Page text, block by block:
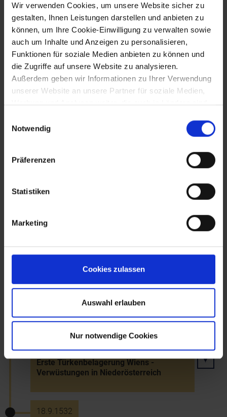
Wir verwenden Cookies, um unsere Website sicher zu
gestalten, Ihnen Leistungen darstellen und anbieten zu
können, um Ihre Cookie-Einwilligung zu verwalten sowie
auch um Inhalte und Anzeigen zu personalisieren,
Funktionen für soziale Medien anbieten zu können und
die Zugriffe auf unsere Website zu analysieren.
Außerdem geben wir Informationen zu Ihrer Verwendung
unserer Website an unsere Partner für soziale Medien,
Werbung und Analysen weiter, die auch in Ländern sind,
gegeben ist, und in denen Sie Ihre Rechte uU nicht
effektiv durchsetzen können. Unsere Partner führen
diese Informationen möglicherweise mit weiteren Daten
zusammen, die Sie ihnen bereitgestellt haben oder die
haben.
Notwendig
Präferenzen
Statistiken
Marketing
Cookies zulassen
Auswahl erlauben
Nur notwendige Cookies
29.12.1518
Verleihung eines Wappens und eines
zweiten Jahrmarkts zu Dorothea (6.2.)
an Langenlois
Hinrichtung des Lutheraners Caspar
Ungarn gegen die Osmanen und Tod
König Ludwigs II. von Ungarn
Wahl Erzherzog Ferdinands I. zum König
26.9.1529 bis 14.10.1529
Erste Türkenbelagerung Wiens -
Verwüstungen in Niederösterreich
18.9.1532